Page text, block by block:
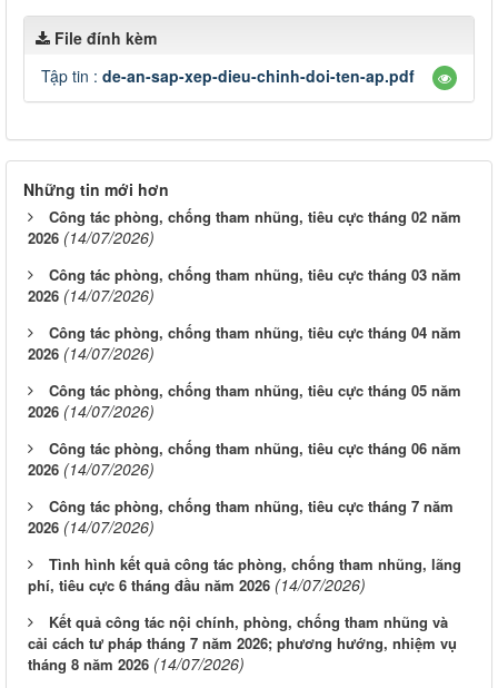
File đính kèm
Tập tin : de-an-sap-xep-dieu-chinh-doi-ten-ap.pdf
Những tin mới hơn
Công tác phòng, chống tham nhũng, tiêu cực tháng 02 năm
2026 (14/07/2026)
Công tác phòng, chống tham nhũng, tiêu cực tháng 03 năm
2026 (14/07/2026)
Công tác phòng, chống tham nhũng, tiêu cực tháng 04 năm
2026 (14/07/2026)
Công tác phòng, chống tham nhũng, tiêu cực tháng 05 năm
2026 (14/07/2026)
Công tác phòng, chống tham nhũng, tiêu cực tháng 06 năm
2026 (14/07/2026)
Công tác phòng, chống tham nhũng, tiêu cực tháng 7 năm
2026 (14/07/2026)
Tình hình kết quả công tác phòng, chống tham nhũng, lãng
phí, tiêu cực 6 tháng đầu năm 2026 (14/07/2026)
Kết quả công tác nội chính, phòng, chống tham nhũng và
cải cách tư pháp tháng 7 năm 2026; phương hướng, nhiệm vụ
tháng 8 năm 2026 (14/07/2026)